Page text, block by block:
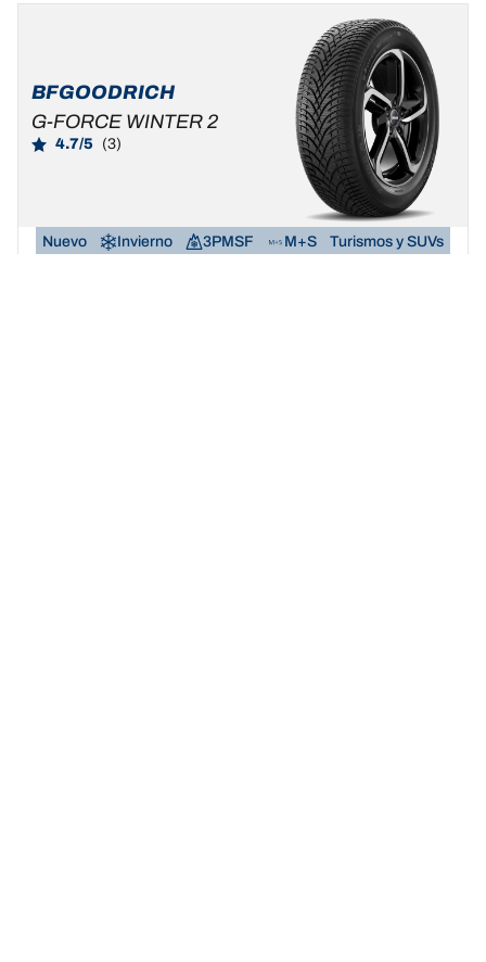
BFGOODRICH
G-FORCE WINTER 2
4.7/5 (3)
Nuevo Invierno 3PMSF M+S
Turismos y SUVs